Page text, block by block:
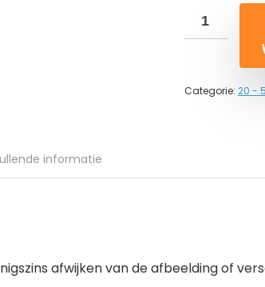
Categorie: 20 -
informatie
afwijken van de afbeelding of